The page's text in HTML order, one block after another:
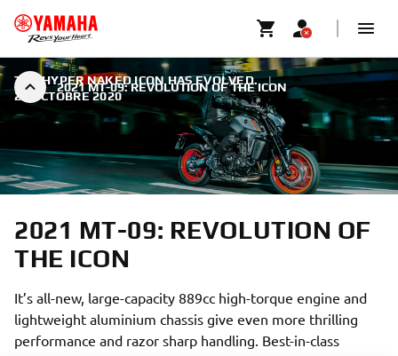
2021 MT-09: REVOLUTION OF THE ICON
THE HYPER NAKED ICON HAS EVOLVED. |
28 OCTOBRE 2020
2021 MT-09: REVOLUTION OF
THE ICON
It’s all-new, large-capacity 889cc high-torque engine and
lightweight aluminium chassis give even more thrilling
performance and razor sharp handling. Best-in-class